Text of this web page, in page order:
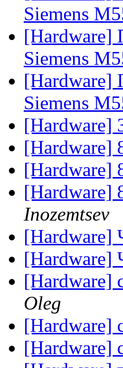
Siemens
[Hardware]
Siemens
[Hardware]
Siemens
[Hardware]
[Hardware]
[Hardware]
[Hardware]
Inozemtsev
[Hardware]
[Hardware]
[Hardware]
Oleg
[Hardware]
[Hardware]